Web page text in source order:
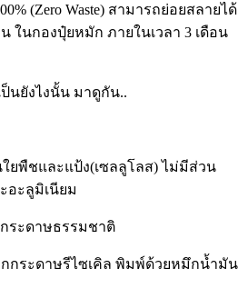
(Zero Waste) สามารถย่อยสลายได้
ในกองปุ๋ยหมัก ภายในเวลา 3 เดือน
นยังไงนั้น มาดูกัน..
ยพืชและแป้ง(เซลลูโลส) ไม่มีส่วน
อะลูมิเนียม
ระดาษธรรมชาติ
กระดาษรีไซเคิล พิมพ์ด้วยหมึกน้ำมัน